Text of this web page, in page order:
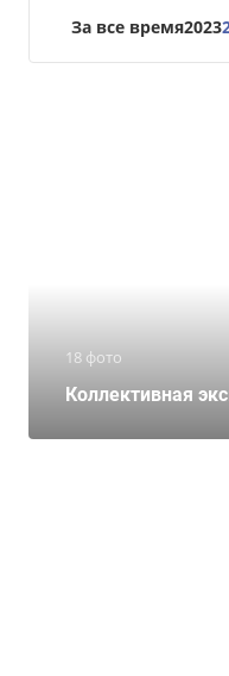
За все время2023
18 фото
Коллективная